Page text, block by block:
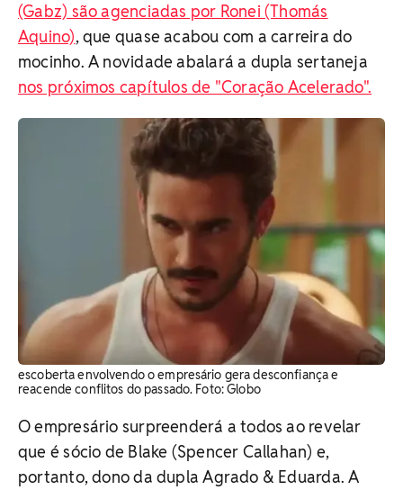
(Gabz) são agenciadas por Ronei (Thomás
Aquino), que quase acabou com a carreira do
mocinho. A novidade abalará a dupla sertaneja
nos próximos capítulos de "Coração Acelerado".
escoberta envolvendo o empresário gera desconfiança e
reacende conflitos do passado. Foto: Globo
O empresário surpreenderá a todos ao revelar
que é sócio de Blake (Spencer Callahan) e,
portanto, dono da dupla Agrado & Eduarda. A